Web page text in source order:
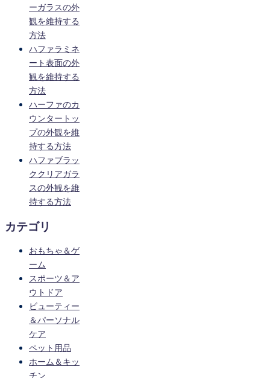
ーガラスの外
観を維持する
方法
ハファラミネ
ート表面の外
観を維持する
方法
ハーファのカ
ウンタートッ
プの外観を維
持する方法
ハファブラッ
ククリアガラ
スの外観を維
持する方法
カテゴリ
おもちゃ＆ゲ
ーム
スポーツ＆ア
ウトドア
ビューティー
＆パーソナル
ケア
ペット用品
ホーム＆キッ
チン